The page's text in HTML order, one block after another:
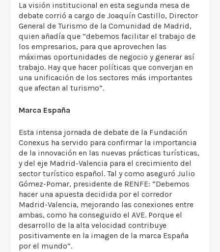
La visión institucional en esta segunda mesa de
debate corrió a cargo de Joaquín Castillo, Director
General de Turismo de la Comunidad de Madrid,
quien añadía que “debemos facilitar el trabajo de
los empresarios, para que aprovechen las
máximas oportunidades de negocio y generar así
trabajo. Hay que hacer políticas que converjan en
una unificación de los sectores más importantes
que afectan al turismo”.
Marca España
Esta intensa jornada de debate de la Fundación
Conexus ha servido para confirmar la importancia
de la innovación en las nuevas prácticas turísticas,
y del eje Madrid-Valencia para el crecimiento del
sector turístico español. Tal y como aseguró Julio
Gómez-Pomar, presidente de RENFE: “Debemos
hacer una apuesta decidida por el corredor
Madrid-Valencia, mejorando las conexiones entre
ambas, como ha conseguido el AVE. Porque el
desarrollo de la alta velocidad contribuye
positivamente en la imagen de la marca España
por el mundo”.